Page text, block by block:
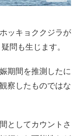
ッキョククジラが
問も生じます。
期間を推測したに
察したものではな
としてカウントさ